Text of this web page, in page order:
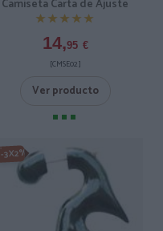
Camiseta Carta de Ajuste
★★★★★
★★★★★
14,95 €
[CMSE02 ]
Ver producto
-3X2%